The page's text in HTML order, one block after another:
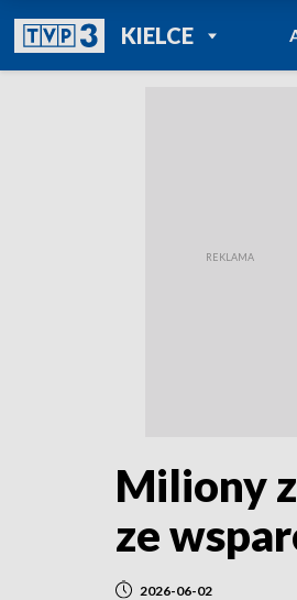
KIELCEPOWRÓT DO
TVP REGIONY
Miliony
ze
2026-06-02